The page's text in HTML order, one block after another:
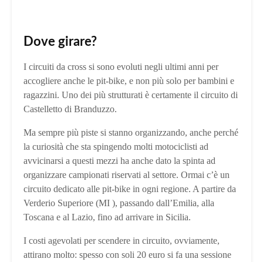
Dove girare?
I circuiti da cross si sono evoluti negli ultimi anni per
accogliere anche le pit-bike, e non più solo per bambini e
ragazzini. Uno dei più strutturati è certamente il circuito di
Castelletto di Branduzzo.
Ma sempre più piste si stanno organizzando, anche perché
la curiosità che sta spingendo molti motociclisti ad
avvicinarsi a questi mezzi ha anche dato la spinta ad
organizzare campionati riservati al settore. Ormai c’è un
circuito dedicato alle pit-bike in ogni regione. A partire da
Verderio Superiore (MI ), passando dall’Emilia, alla
Toscana e al Lazio, fino ad arrivare in Sicilia.
I costi agevolati per scendere in circuito, ovviamente,
attirano molto: spesso con soli 20 euro si fa una sessione